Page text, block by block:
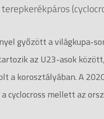
győzött a világkupa-
az U23-asok
a korosztályában. A
cyclocross mellett az